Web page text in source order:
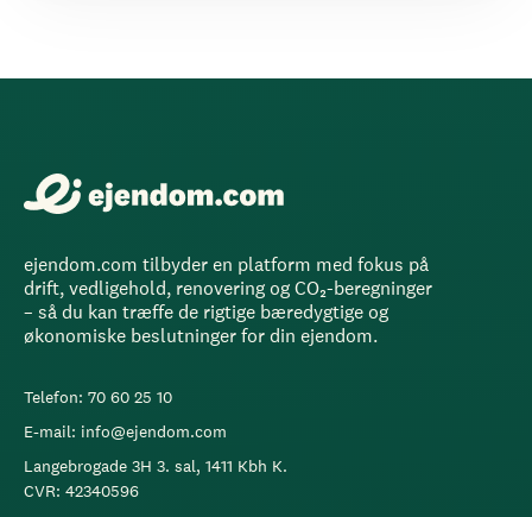
ejendom.com tilbyder en platform med fokus på
drift, vedligehold, renovering og CO₂-beregninger
– så du kan træffe de rigtige bæredygtige og
økonomiske beslutninger for din ejendom.
Telefon: 70 60 25 10
E-mail: info@ejendom.com
Langebrogade 3H 3. sal, 1411 Kbh K.
CVR: 42340596